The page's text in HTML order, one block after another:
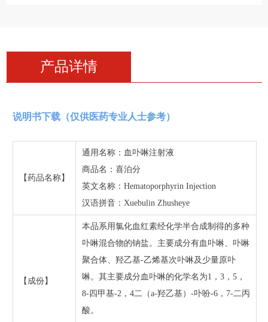
产品详情
说明书下载（仅供医药专业人士参考）
【药品名称】
通用名称：血卟啉注射液
商品名：喜泊分
英文名称：Hematoporphyrin Injection
汉语拼音：Xuebulin Zhusheye
【成份】
本品系用氯化血红素经化学半合成制得的多种
卟啉混合物的钠盐。主要成分有血卟啉、卟啉
聚合体、羟乙基-乙烯基次卟啉及少量原卟
啉。其主要成分血卟啉的化学名为1，3，5，
8-四甲基-2，4二（a-羟乙基）-卟吩-6，7-二丙
酸。